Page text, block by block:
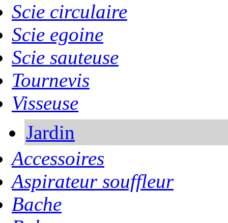
Scie circulaire
Scie egoine
Scie sauteuse
Tournevis
Visseuse
Jardin
Accessoires
Aspirateur souffleur
Bache